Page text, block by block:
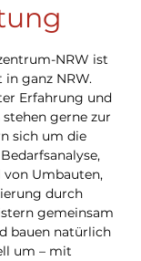
NRW ist
ganz NRW.
Erfahrung und
gerne zur
sich um die
von Umbauten,
durch
gemeinsam
bauen natürlich
um – mit